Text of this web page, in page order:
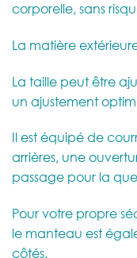
corporelle, sans
La matière
La taille peut être
un ajustement
Il est équipé de
arrières, une
passage pour la
Pour votre propre
le manteau est
côtés.